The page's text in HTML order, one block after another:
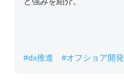
『経済界』2026年5月
するカオピーズ。『経済
と強みを紹介。